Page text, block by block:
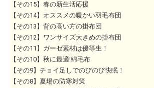
【その15】春の新生活応援
【その14】オススメの暖かい羽毛布団
【その13】背の高い方の掛布団
【その12】ワンサイズ大きめの掛布団
【その11】ガーゼ素材は優等生！
【その10】秋に最適!綿毛布
【その9】チョイ足しでのびのび快眠！
【その8】夏場の防寒対策